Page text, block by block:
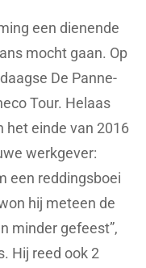
een dienende
mocht gaan. Op
De Panne-
Tour. Helaas
het einde van 2016
werkgever:
een reddingsboei
hij meteen de
minder gefeest”,
Hij reed ook 2